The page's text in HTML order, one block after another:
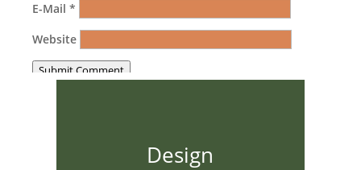
E-Mail*
Website
Submit Comment
Design